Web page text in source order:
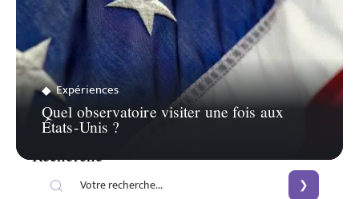
Expériences
Quel observatoire visiter une fois aux
États-Unis ?
Recherche